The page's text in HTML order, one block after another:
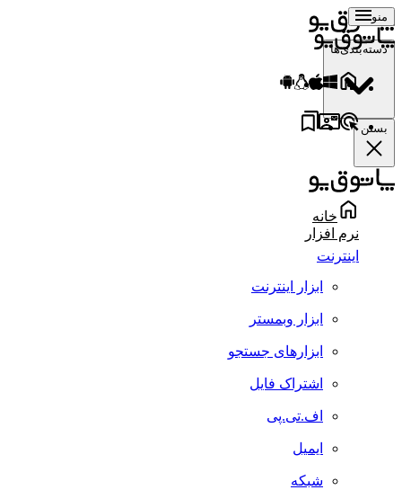
منو
دسته‌بندی‌ها
بستن
خانه
نرم افزار
اینترنت
ابزار اینترنت
ابزار وبمستر
ابزارهای جستجو
اشتراک فایل
اف.تی.پی
ایمیل
شبکه